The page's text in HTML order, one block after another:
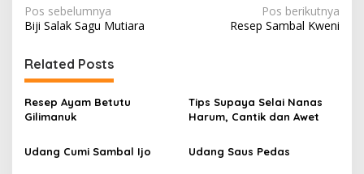
N
a
v
i
g
a
s
Pos sebelumnya
Biji Salak Sagu Mutiara
Pos berikutnya
Resep Sambal Kweni
Related Posts
Resep Ayam Betutu
Gilimanuk
Tips Supaya Selai Nanas
Harum, Cantik dan Awet
Udang Cumi Sambal Ijo Udang Saus Pedas